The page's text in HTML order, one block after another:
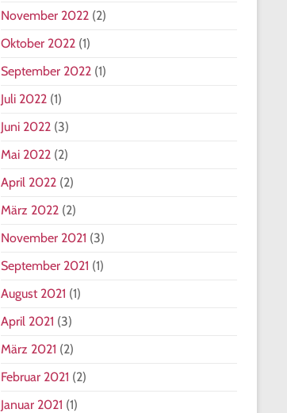
November 2022(2)
Oktober 2022(1)
September 2022(1)
Juli 2022(1)
Juni 2022(3)
Mai 2022(2)
April 2022(2)
März 2022(2)
November 2021 (3)
September 2021 (1)
August 2021 (1)
April 2021 (3)
März 2021 (2)
Februar 2021 (2)
Januar 2021 (1)